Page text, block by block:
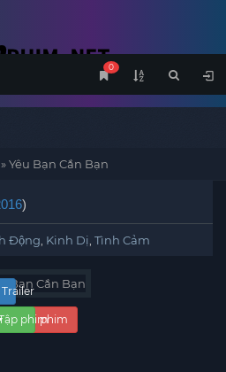
0
»Yêu Bạn Cắn Bạn
)
Động Kinh Dị Tình Cảm
Xem phim
Trailer
phim